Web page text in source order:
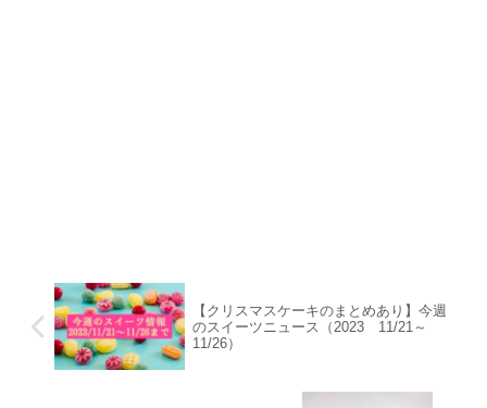
【クリスマスケーキのまとめあり】今週
のスイーツニュース（2023 11/21～
11/26）